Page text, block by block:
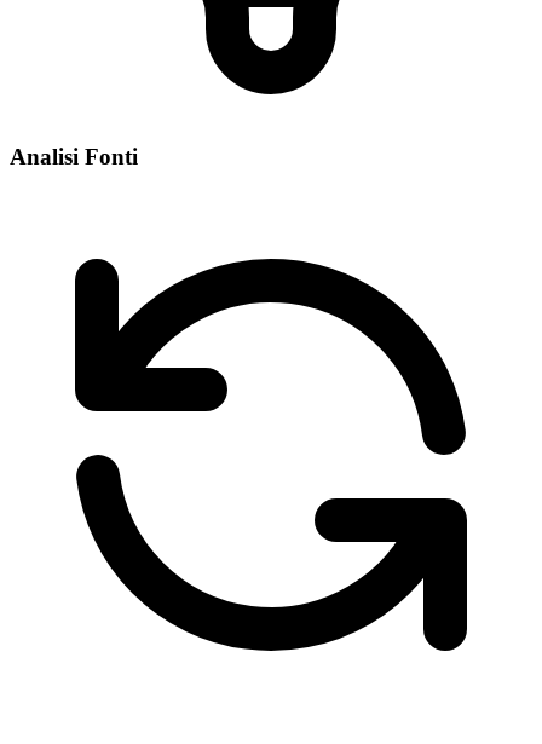
Analisi Fonti